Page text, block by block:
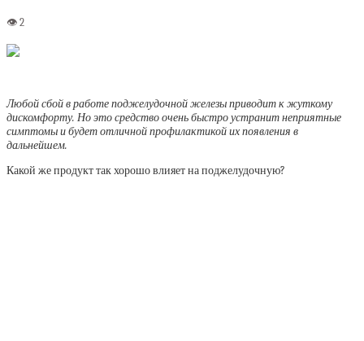
Любой сбой в работе поджелудочной железы приводит к жуткому
дискомфорту. Но это средство очень быстро устранит неприятные
симптомы и будет отличной профилактикой их появления в
дальнейшем.
Какой же продукт так хорошо влияет на поджелудочную?